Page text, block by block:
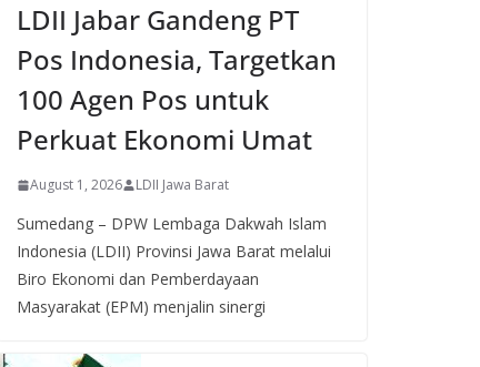
LDII Jabar Gandeng PT
Pos Indonesia, Targetkan
100 Agen Pos untuk
Perkuat Ekonomi Umat
August 1, 2026 LDII Jawa Barat
Sumedang – DPW Lembaga Dakwah Islam
Indonesia (LDII) Provinsi Jawa Barat melalui
Biro Ekonomi dan Pemberdayaan
Masyarakat (EPM) menjalin sinergi